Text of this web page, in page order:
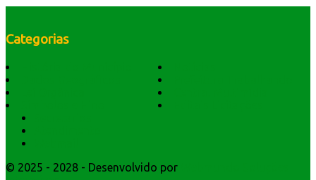
Categorias
© 2025 - 2028 - Desenvolvido por